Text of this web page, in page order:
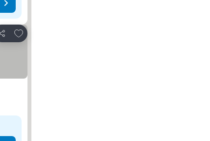
Teilen
Zu Favoriten hinzufügen